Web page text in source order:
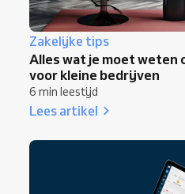
Zakelijke tips
Alles wat je moet weten
voor kleine bedrijven
6 min leestijd
Lees artikel